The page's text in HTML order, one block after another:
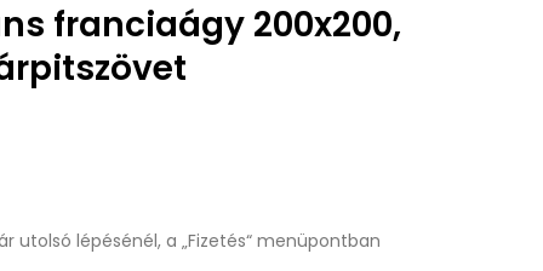
franciaágy 200x200,
utolsó lépésénél, a „Fizetés“ menüpontban